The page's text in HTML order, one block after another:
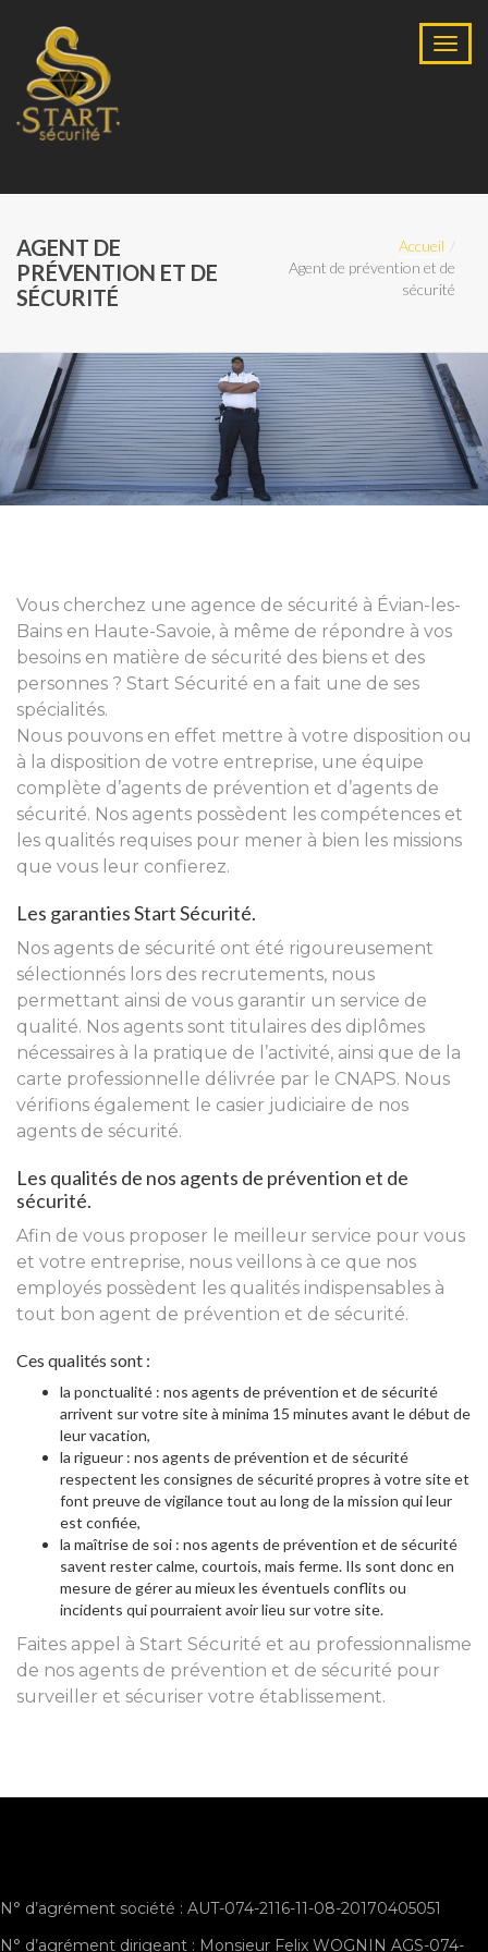
AGENT DE
PRÉVENTION ET DE
SÉCURITÉ
Accueil
Agent de prévention et de
sécurité
Vous cherchez une agence de sécurité à Évian-les-
Bains en Haute-Savoie, à même de répondre à vos
besoins en matière de sécurité des biens et des
personnes ? Start Sécurité en a fait une de ses
spécialités.
Nous pouvons en effet mettre à votre disposition ou
à la disposition de votre entreprise, une équipe
complète d’agents de prévention et d’agents de
sécurité. Nos agents possèdent les compétences et
les qualités requises pour mener à bien les missions
que vous leur confierez.
Les garanties Start Sécurité.
Nos agents de sécurité ont été rigoureusement
sélectionnés lors des recrutements, nous
permettant ainsi de vous garantir un service de
qualité. Nos agents sont titulaires des diplômes
nécessaires à la pratique de l’activité, ainsi que de la
carte professionnelle délivrée par le CNAPS. Nous
vérifions également le casier judiciaire de nos
agents de sécurité.
Les qualités de nos agents de prévention et de
sécurité.
Afin de vous proposer le meilleur service pour vous
et votre entreprise, nous veillons à ce que nos
employés possèdent les qualités indispensables à
tout bon agent de prévention et de sécurité.
Ces qualités sont :
la ponctualité : nos agents de prévention et de sécurité
arrivent sur votre site à minima 15 minutes avant le début de
leur vacation,
la rigueur : nos agents de prévention et de sécurité
respectent les consignes de sécurité propres à votre site et
font preuve de vigilance tout au long de la mission qui leur
est confiée,
la maîtrise de soi : nos agents de prévention et de sécurité
savent rester calme, courtois, mais ferme. Ils sont donc en
mesure de gérer au mieux les éventuels conflits ou
incidents qui pourraient avoir lieu sur votre site.
Faites appel à Start Sécurité et au professionnalisme
de nos agents de prévention et de sécurité pour
surveiller et sécuriser votre établissement.
N° d’agrément société : AUT-074-2116-11-08-20170405051
N° d’agrément dirigeant : Monsieur Felix WOGNIN AGS-074-